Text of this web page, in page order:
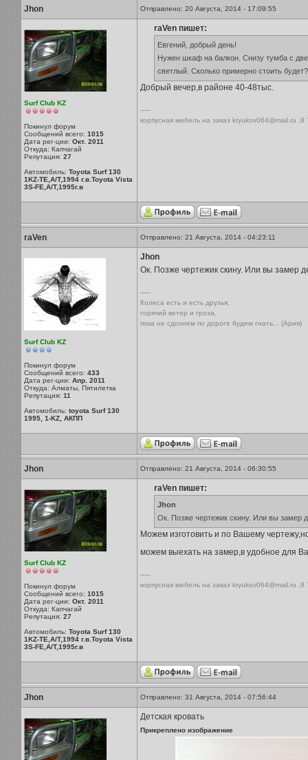
Jhon Отправлено: 20 Августа, 2014 - 17:09:55
Surf Club KZ
Покинул форум
Сообщений всего: 1015
Дата рег-ции: Окт. 2011
Откуда: Капчагай
Репутация: 27
Автомобиль: Toyota Surf 130
1KZ-TE,A/T,1994 г.в.Toyota Vista
3S-FE,A/T,1995г.в
raVen пишет:
Евгений, добрый день!
Нужен шкаф на балкон. Снизу тумба с
светлый. Сколько примерно стоить будет?
Добрый вечер,в районе 40-48тыс.
-----
корпусная мебель на заказ kryukov064@mail.ru
raVen Отправлено: 21 Августа, 2014 - 04:23:11
Surf Club KZ
Покинул форум
Сообщений всего: 433
Дата рег-ции: Апр. 2011
Откуда: Алматы, Пятилетка
Репутация: 11
Автомобиль: toyota Surf 130
1995, 1-KZ, АКПП
Jhon
Ок. Позже чертежик скину. Или вы замер
-----
Колеса есть и есть друзья,
горячий ветер и гроза,
пока не сдохнем по дороге будем гнать... (Ария)
Jhon Отправлено: 21 Августа, 2014 - 06:30:55
Surf Club KZ
Покинул форум
Сообщений всего: 1015
Дата рег-ции: Окт. 2011
Откуда: Капчагай
Репутация: 27
Автомобиль: Toyota Surf 130
1KZ-TE,A/T,1994 г.в.Toyota Vista
3S-FE,A/T,1995г.в
raVen пишет:
Jhon
Ок. Позже чертежик скину. Или вы замер
Можем изготовить и по Вашему
можем выехать на замер,в удобное для
-----
корпусная мебель на заказ kryukov064@mail.ru
Jhon Отправлено: 31 Августа, 2014 - 07:56:44
Детская кровать
Прикреплено изображение